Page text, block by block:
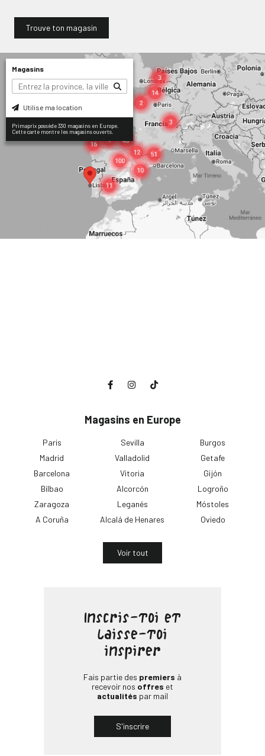
Trouve ton magasin
Magasins
Utilise ma location
Primaprix possède 330 magasins en Europe.
Cette carte montre les magasins ouverts.
Magasins en Europe
Paris
Madrid
Barcelona
Bilbao
Zaragoza
A Coruña
Sevilla
Valladolid
Vitoria
Alcorcón
Leganés
Alcalá de Henares
Burgos
Getafe
Gijón
Logroño
Móstoles
Oviedo
Voir tout
Inscris-toi et
laisse-toi
inspirer
Fais partie des premiers à
recevoir nos offres et
actualités par mail
S'inscrire